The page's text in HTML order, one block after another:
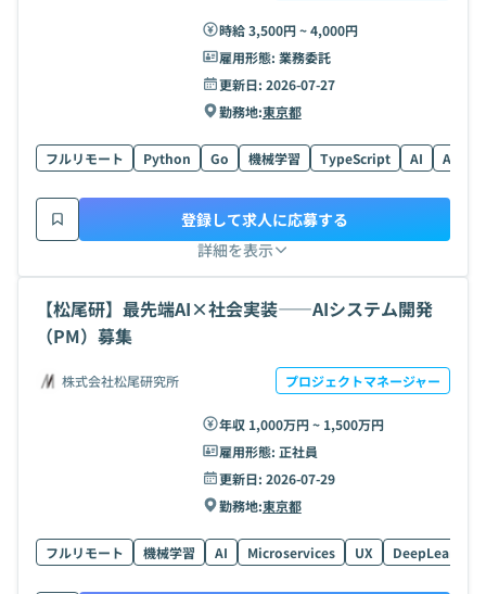
時給 3,500円 ~ 4,000円
雇用形態: 業務委託
更新日: 2026-07-27
勤務地:東京都
フルリモート Python Go 機械学習 TypeScript AI AR/VR
詳細を表示
登録して求人に応募する
【松尾研】最先端AI×社会実装——AIシステム開発
（PM）募集
株式会社松尾研究所 プロジェクトマネージャー
年収 1,000万円 ~ 1,500万円
雇用形態: 正社員
更新日: 2026-07-29
勤務地:東京都
フルリモート 機械学習 AI Microservices UX DeepLearning